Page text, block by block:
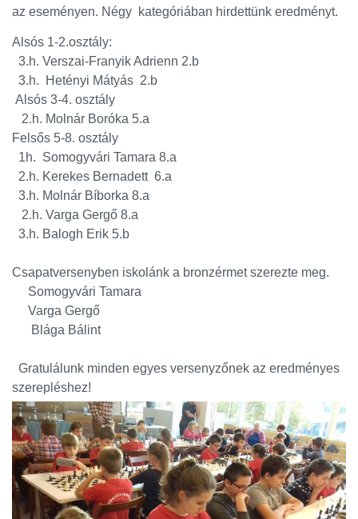
az eseményen. Négy kategóriában hirdettünk eredményt.
Alsós 1-2.osztály:
3.h. Verszai-Franyik Adrienn 2.b
3.h. Hetényi Mátyás 2.b
Alsós 3-4. osztály
2.h. Molnár Boróka 5.a
Felsős 5-8. osztály
1h. Somogyvári Tamara 8.a
2.h. Kerekes Bernadett 6.a
3.h. Molnár Bíborka 8.a
2.h. Varga Gergő 8.a
3.h. Balogh Erik 5.b
Csapatversenyben iskolánk a bronzérmet szerezte meg.
Somogyvári Tamara
Varga Gergő
Blága Bálint
Gratulálunk minden egyes versenyzőnek az eredményes
szerepléshez!